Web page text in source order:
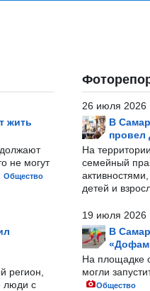
жить
не могут
Общество
регион,
люди с
26 июля 2026
В
провел
На
семейный
детей и
19 июля 2026
В
На площадке
могли
Общество